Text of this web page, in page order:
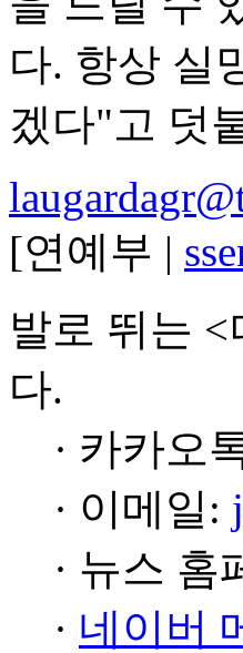
다. 항상 실
겠다"고 덧
[연예부 |
발로 뛰는
다.
· 카카오
· 이메일:
· 뉴스 홈
· 네이버